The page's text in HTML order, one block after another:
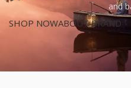
and
SHOP NOWABOUT BRAND